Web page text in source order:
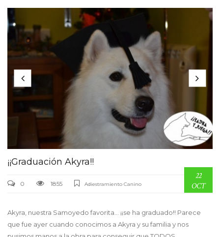
¡¡Graduación Akyra!!
0 1855 Adiestramiento Canino
22
OCT
Akyra, nuestra Samoyedo favorita… ¡¡se ha graduado!! Parece
que fue ayer cuando conocimos a Akyra y su familia y nos